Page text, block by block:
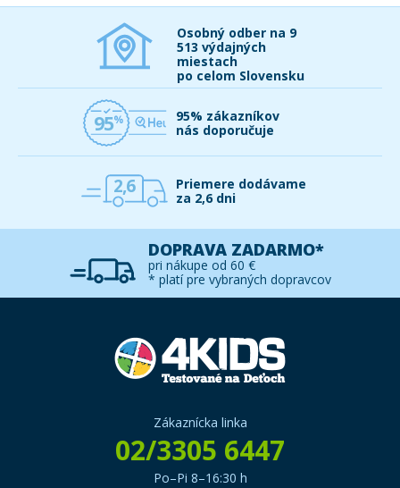
Osobný odber na 9
513 výdajných
miestach
po celom Slovensku
95
95% zákazníkov
nás doporučuje
2,6
Priemere dodávame
za 2,6 dni
DOPRAVA ZADARMO*
pri nákupe od 60 €
* platí pre vybraných dopravcov
Zákaznícka linka
02/3305 6447
Po–Pi 8–16:30 h